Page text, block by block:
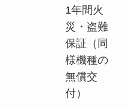
1年間火
災・盗難
保証（同
様機種の
無償交
付）